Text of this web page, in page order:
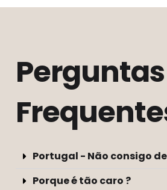
Perguntas
Portugal - Não consigo
Porque é tão caro ?